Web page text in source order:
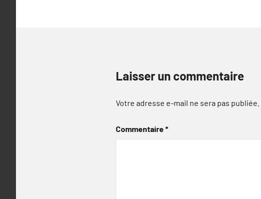
Laisser un commentaire
Votre adresse e-mail ne sera pas publiée.
Commentaire*